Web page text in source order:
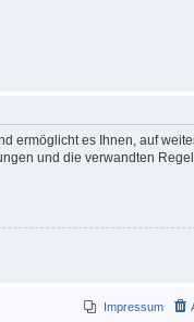
ermöglicht es Ihnen, auf
und die verwandten
Impressum